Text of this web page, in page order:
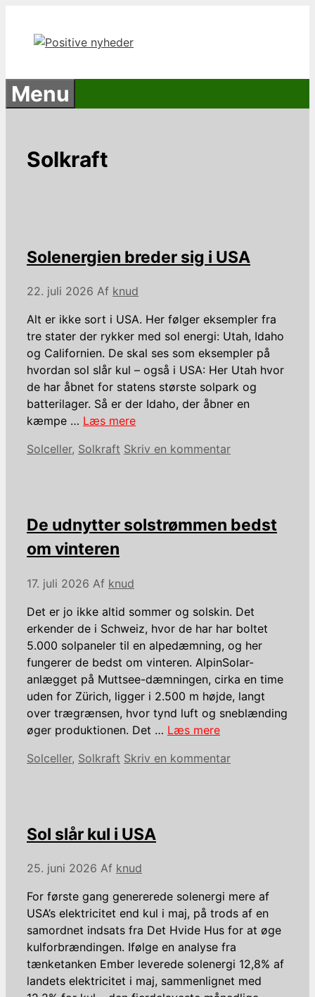
indhold
Menu
Solkraft
Solenergien breder sig i USA
22. juli 2026 Af knud
Alt er ikke sort i USA. Her følger eksempler fra
tre stater der rykker med sol energi: Utah, Idaho
og Californien. De skal ses som eksempler på
hvordan sol slår kul – også i USA: Her Utah hvor
de har åbnet for statens største solpark og
batterilager. Så er der Idaho, der åbner en
kæmpe … Læs mere
Kategorier
Solceller, Solkraft Skriv en kommentar
De udnytter solstrømmen bedst
om vinteren
17. juli 2026 Af knud
Det er jo ikke altid sommer og solskin. Det
erkender de i Schweiz, hvor de har har boltet
5.000 solpaneler til en alpedæmning, og her
fungerer de bedst om vinteren. AlpinSolar-
anlægget på Muttsee-dæmningen, cirka en time
uden for Zürich, ligger i 2.500 m højde, langt
over trægrænsen, hvor tynd luft og sneblænding
øger produktionen. Det … Læs mere
Kategorier
Solceller, Solkraft Skriv en kommentar
Sol slår kul i USA
25. juni 2026 Af knud
For første gang genererede solenergi mere af
USA’s elektricitet end kul i maj, på trods af en
samordnet indsats fra Det Hvide Hus for at øge
kulforbrændingen. Ifølge en analyse fra
tænketanken Ember leverede solenergi 12,8% af
landets elektricitet i maj, sammenlignet med